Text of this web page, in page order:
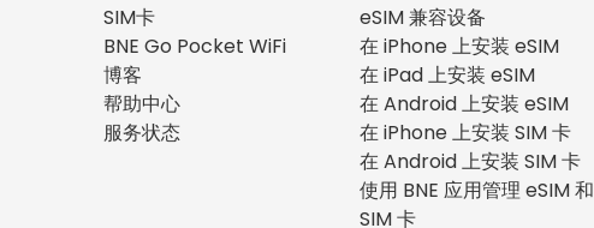
SIM卡
BNE Go Pocket WiFi
博客
帮助中心
服务状态
eSIM 兼容设备
在 iPhone 上安装 eSIM
在 iPad 上安装 eSIM
在 Android 上安装 eSIM
在 iPhone 上安装 SIM 卡
在 Android 上安装 SIM 卡
使用 BNE 应用管理 eSIM 和
SIM 卡